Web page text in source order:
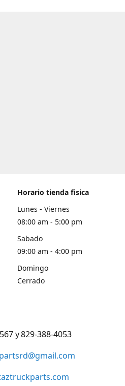
Horario tienda fisica
Lunes - Viernes
08:00 am - 5:00 pm
Sabado
09:00 am - 4:00 pm
Domingo
Cerrado
y 829-388-4053